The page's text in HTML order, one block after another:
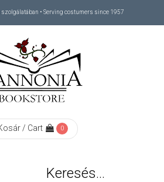
szolgálatában • Serving costumers since 1957
/ Cart 0
Keresés…